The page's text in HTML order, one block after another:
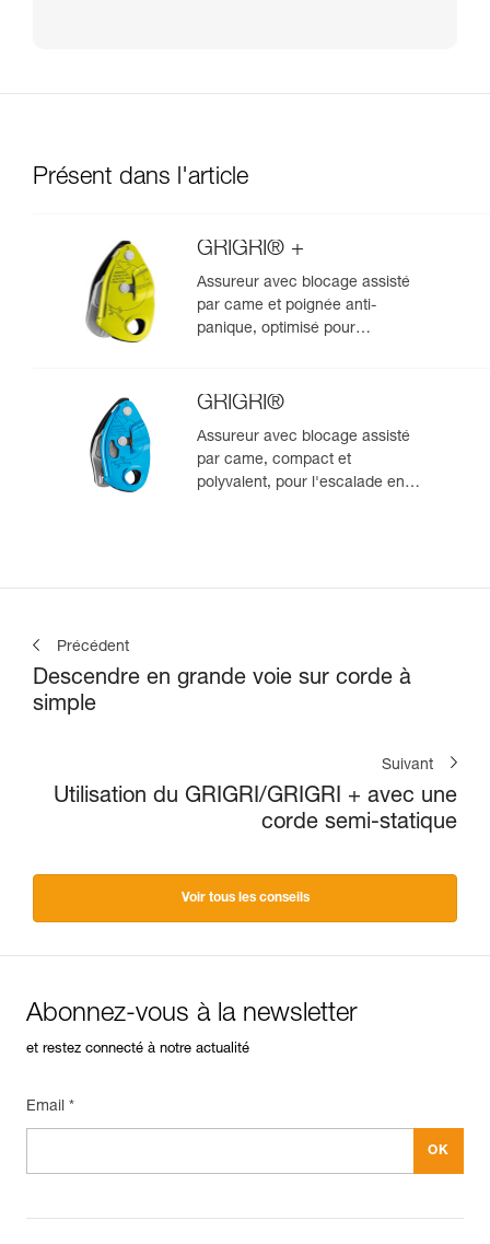
Présent dans l'article
GRIGRI® +
Assureur avec blocage assisté
par came et poignée anti-
panique, optimisé pour
GRIGRI®
Assureur avec blocage assisté
par came, compact et
polyvalent, pour l'escalade en
Précédent
Descendre en grande voie sur corde à
simple
Suivant
Utilisation du GRIGRI/GRIGRI + avec une
corde semi-statique
Voir tous les conseils
Abonnez-vous à la newsletter
et restez connecté à notre actualité
Email *